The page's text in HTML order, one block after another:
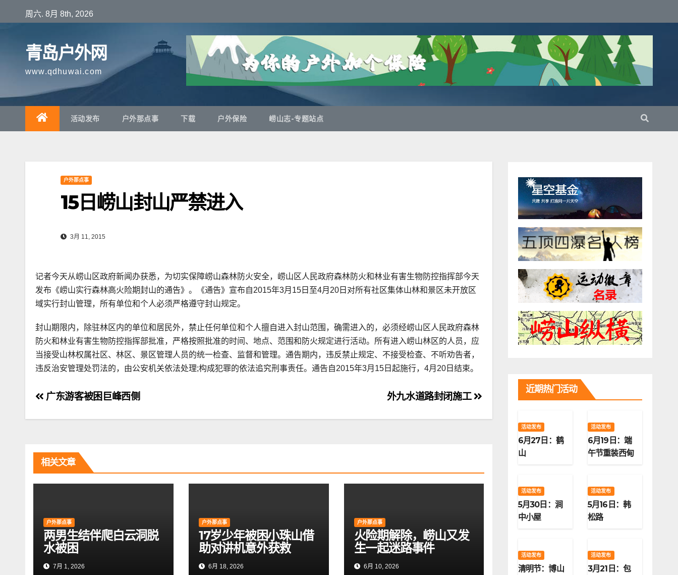
至
周六. 8月 8th, 2026
青岛户外网
www.qdhuwai.com
活动发布 户外那点事 下载 户外保险 崂山志-专题站点
户外那点事
15日崂山封山严禁进入
3月 11, 2015
记者今天从崂山区政府新闻办获悉，为切实保障崂山森林防火安全，崂山区人民政府森林防火和林业有害生物防控指挥部今天
发布《崂山实行森林高火险期封山的通告》。《通告》宣布自2015年3月15日至4月20日对所有社区集体山林和景区未开放区
域实行封山管理，所有单位和个人必须严格遵守封山规定。
封山期限内，除驻林区内的单位和居民外，禁止任何单位和个人擅自进入封山范围，确需进入的，必须经崂山区人民政府森林
防火和林业有害生物防控指挥部批准，严格按照批准的时间、地点、范围和防火规定进行活动。所有进入崂山林区的人员，应
当接受山林权属社区、林区、景区管理人员的统一检查、监督和管理。通告期内，违反禁止规定、不接受检查、不听劝告者，
违反治安管理处罚法的，由公安机关依法处理;构成犯罪的依法追究刑事责任。通告自2015年3月15日起施行，4月20日结束。
文
章
航
外九水道路封闭施工
广东游客被困巨峰西侧
相关文章
户外那点事
两男生结伴爬白云洞脱
水被困
7月 1, 2026
户外那点事
17岁少年被困小珠山借
助对讲机意外获救
6月 18, 2026
户外那点事
火险期解除，崂山又发
生一起迷路事件
6月 10, 2026
近期热门活动
活动发布
6月27日：鹤
山
活动发布
6月19日：端
午节重装西甸
活动发布
5月30日：涧
中小屋
活动发布
5月16日：韩
松路
活动发布
清明节：博山
活动发布
3月21日：包